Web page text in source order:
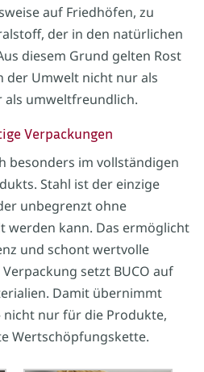
auf Friedhöfen, zu
der in den natürlichen
diesem Grund gelten Rost
der Umwelt nicht nur als
umweltfreundlich.
Verpackungen
besonders im vollständigen
Stahl ist der einzige
unbegrenzt ohne
werden kann. Das ermöglicht
und schont wertvolle
setzt BUCO auf
Damit übernimmt
nicht nur für die Produkte,
Wertschöpfungskette.